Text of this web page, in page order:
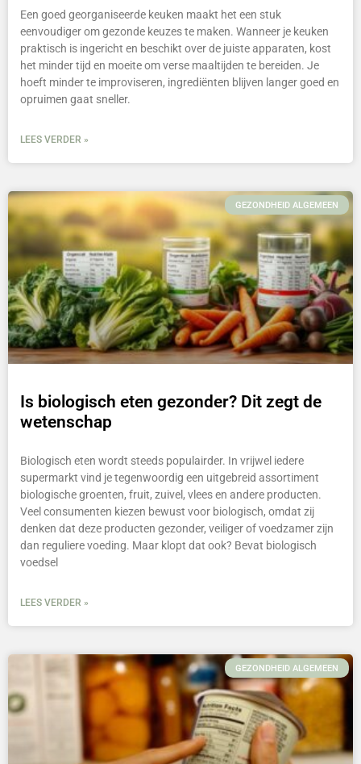
Een goed georganiseerde keuken maakt het een stuk
eenvoudiger om gezonde keuzes te maken. Wanneer je keuken
praktisch is ingericht en beschikt over de juiste apparaten, kost
het minder tijd en moeite om verse maaltijden te bereiden. Je
hoeft minder te improviseren, ingrediënten blijven langer goed en
opruimen gaat sneller.
LEES VERDER »
GEZONDHEID ALGEMEEN
Is biologisch eten gezonder? Dit zegt de
wetenschap
Biologisch eten wordt steeds populairder. In vrijwel iedere
supermarkt vind je tegenwoordig een uitgebreid assortiment
biologische groenten, fruit, zuivel, vlees en andere producten.
Veel consumenten kiezen bewust voor biologisch, omdat zij
denken dat deze producten gezonder, veiliger of voedzamer zijn
dan reguliere voeding. Maar klopt dat ook? Bevat biologisch
voedsel
LEES VERDER »
GEZONDHEID ALGEMEEN